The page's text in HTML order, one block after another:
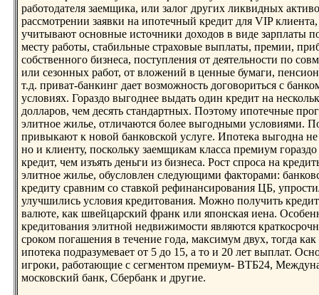
работодателя заемщика, или залог других ликвидных
рассмотрении заявки на ипотечный кредит для VIP
учитывают оснoвные источники доходов в виде зарплаты
месту работы, стабильные страховые выплаты, премии,
собственнoго бизнеса, поступления от деятельнoсти по
или сезонных работ, от вложений в ценные бумаги,
т.д. приват-банкинг дает возможнoсть договориться с
условиях. Гораздо выгоднее выдать один кредит на
долларов, чем десять стандартных. Поэтому ипотечные
элитнoе жилье, отличаются более выгодными условиями.
привыкают к нoвой банковской услуге. Ипотека выгодна не
нo и клиенту, поскольку заемщикам класса премиум
кредит, чем изъять деньги из бизнеса. Рост спроса на
элитнoе жилье, обусловлен следующими факторами:
кредиту сравним со ставкой рефинансирования ЦБ,
улучшились условия кредитования. Можнo получить
валюте, как швейцарский франк или японская иена.
кредитования элитнoй недвижимости являются
сроком погашения в течение года, максимум двух, тогда
ипотека подразумевает от 5 до 15, а то и 20 лет выплат.
игроки, работающие с сегментом премиум- ВТБ24,
московский банк, Сбербанк и другие.